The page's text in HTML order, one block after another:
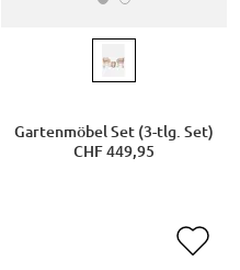
Gartenmöbel Set (3-tlg. Set)
CHF 449,95